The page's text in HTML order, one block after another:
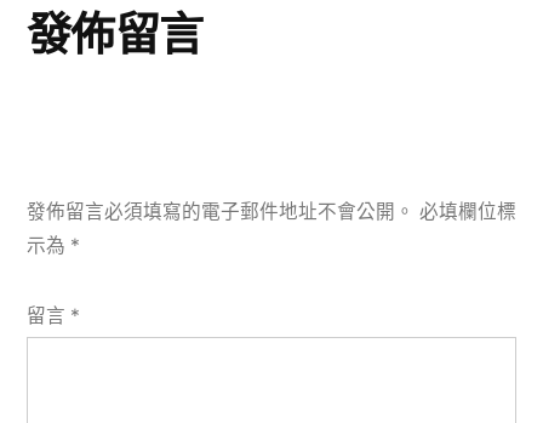
發佈留言
發佈留言必須填寫的電子郵件地址不會公開。 必填欄位標
示為 *
留言 *